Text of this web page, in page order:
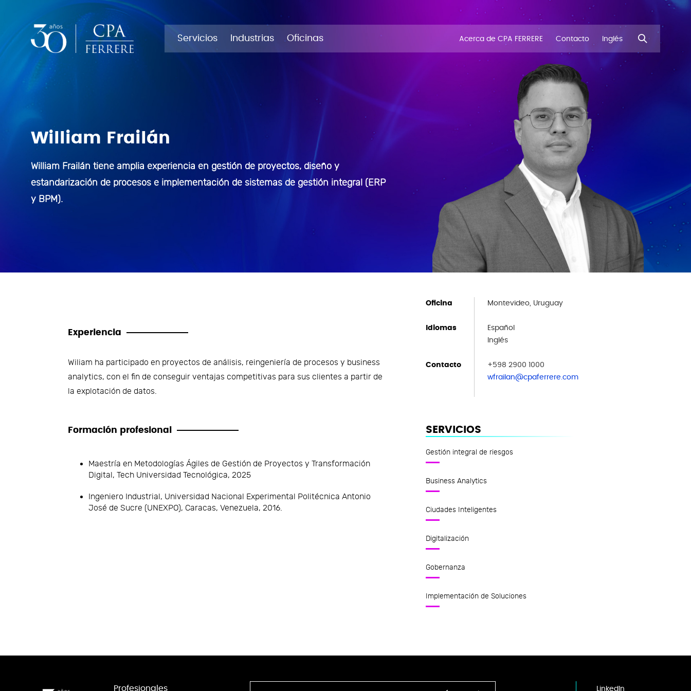
Servicios
SERVICIOS
Análisis Económico
Auditoría
Estrategia y Desarrollo
Organizacional
organizacional
Tercerización de procesos
Industrias
INDUSTRIAS
Sector Financiero
Sector Público
Sector Salud
Oficinas Acerca de CPA FERRERE Contacto Inglés
William Frailán
William Frailán tiene amplia experiencia en gestión de proyectos, diseño y
estandarización de procesos e implementación de sistemas de gestión integral (ERP
y BPM).
Experiencia
Wiliam ha participado en proyectos de análisis, reingeniería de procesos y business
analytics, con el fin de conseguir ventajas competitivas para sus clientes a partir de
la explotación de datos.
Formación profesional
Maestría en Metodologías Ágiles de Gestión de Proyectos y Transformación
Digital, Tech Universidad Tecnológica, 2025
Ingeniero Industrial, Universidad Nacional Experimental Politécnica Antonio
José de Sucre (UNEXPO), Caracas, Venezuela, 2016.
Oficina Montevideo, Uruguay
Idiomas
Español
Inglés
Contacto
+598 2900 1000
wfrailan@cpaferrere.com
SERVICIOS
Gestión integral de riesgos
Business Analytics
Ciudades Inteligentes
Digitalización
Gobernanza
Implementación de Soluciones
Profesionales LinkedIn